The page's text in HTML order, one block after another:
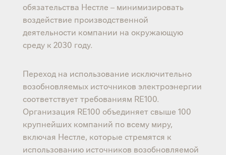
обязательства Нестле – минимизировать
воздействие производственной
деятельности компании на окружающую
среду к 2030 году.
Переход на использование исключительно
возобновляемых источников электроэнергии
соответствует требованиям RE100.
Организация RE100 объединяет свыше 100
крупнейших компаний по всему миру,
включая Нестле, которые стремятся к
использованию источников возобновляемой